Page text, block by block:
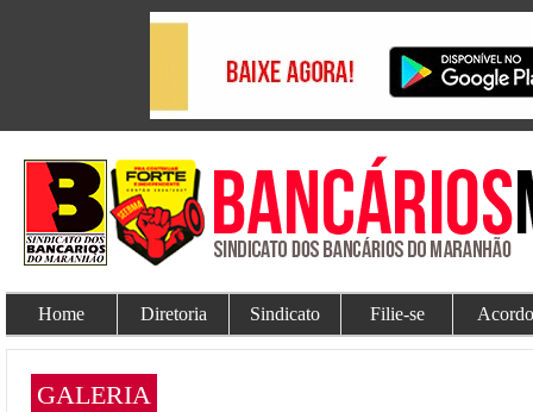
Home Diretoria Sindicato Filie-se
GALERIA